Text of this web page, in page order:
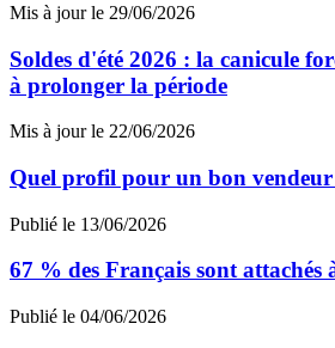
Mis à jour le 29/06/2026
Soldes d'été 2026 : la canicule
à prolonger la période
Mis à jour le 22/06/2026
Quel profil pour un bon vendeur
Publié le 13/06/2026
67 % des Français sont attachés
Publié le 04/06/2026